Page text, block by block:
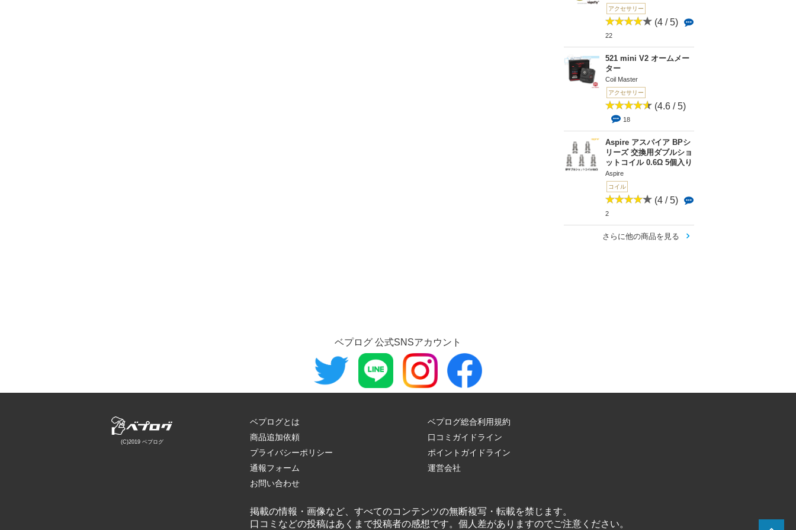
アクセサリー
(4 / 5)
22
521 mini V2 オームメー
ター
Coil Master
アクセサリー
(4.6 / 5)
18
Aspire アスパイア BPシ
リーズ 交換用ダブルショ
ットコイル 0.6Ω 5個入り
Aspire
コイル
(4 / 5)
2
さらに他の商品を見る
ベプログ 公式SNSアカウント
ベプログとは
商品追加依頼
プライバシーポリシー
通報フォーム
お問い合わせ
ベプログ総合利用規約
口コミガイドライン
ポイントガイドライン
運営会社
(C)2019 ベプログ
掲載の情報・画像など、すべてのコンテンツの無断複写・転載を禁じます。
口コミなどの投稿はあくまで投稿者の感想です。個人差がありますのでご注意ください。